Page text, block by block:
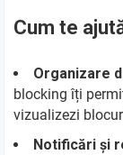
Cum te
Organizare
blocking îți
vizualizezi
Notificări și